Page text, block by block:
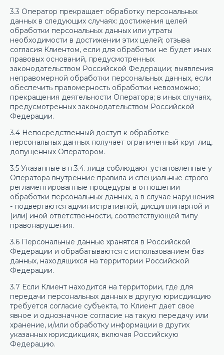
3.3 Оператор прекращает обработку персональных
данных в следующих случаях: достижения целей
обработки персональных данных или утраты
необходимости в достижении этих целей; отзыва
согласия Клиентом, если для обработки не будет иных
правовых оснований, предусмотренных
законодательством Российской Федерации; выявления
неправомерной обработки персональных данных, если
обеспечить правомерность обработки невозможно;
прекращения деятельности Оператора; в иных случаях,
предусмотренных законодательством Российской
Федерации.
3.4 Непосредственный доступ к обработке
персональных данных получает ограниченный круг лиц,
допущенных Оператором.
3.5 Указанные в п.3.4. лица соблюдают установленные у
Оператора внутренние правила и специальные строго
регламентированные процедуры в отношении
обработки персональных данных, а в случае нарушения
- подвергаются административной, дисциплинарной и
(или) иной ответственности, соответствующей типу
правонарушения.
3.6 Персональные данные хранятся в Российской
Федерации и обрабатываются с использованием баз
данных, находящихся на территории Российской
Федерации.
3.7 Если Клиент находится на территории, где для
передачи персональных данных в другую юрисдикцию
требуется согласие субъекта, то Клиент дает свое
явное и однозначное согласие на такую передачу или
хранение, и/или обработку информации в других
указанных юрисдикциях, включая Российскую
Федерацию.